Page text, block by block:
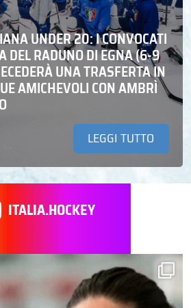
UNDER 20: I CONVOCATI
DEL RADUNO DI EGNA (6-9
UNA TRASFERTA IN
AMICHEVOLI CON AMBRÌ
LEGGI TUTTO
ITALIA.HOCKEY